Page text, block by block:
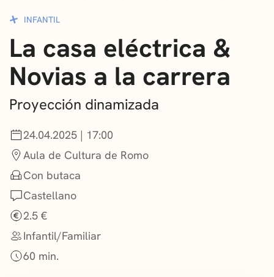
CONVOCATORIAS
NOTICIAS
GETXO KULTURA
ASOCIACIONES CULTURALES
INFANTIL
La casa eléctrica &
Novias a la carrera
Proyección dinamizada
24.04.2025 | 17:00
Aula de Cultura de Romo
Con butaca
Castellano
2.5 €
Infantil/Familiar
60 min.